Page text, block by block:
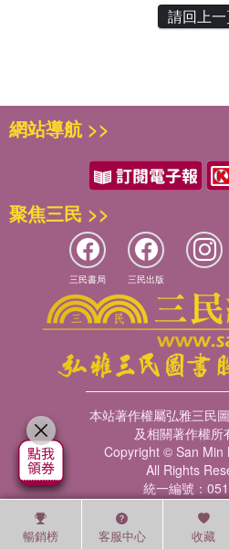
請回上
暢銷榜 客服中心 收藏
網站導航 >>
聚焦三民 >>
三民書局 三民出版
本站著作權屬弘雅三民
及相關著作權所
Copyright © San Min
All Rights
統一編號：